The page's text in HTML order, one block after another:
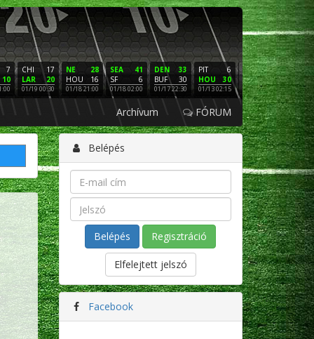
7
10
17
CHI
20
LAR
01/19 00:30
28
NE
16
HOU
01/18 21:00
41
SEA
6
SF
01/18 02:00
33
DEN
30
BUF
01/17 22:30
6
PIT
30
HOU
01/13 02:15
16
NE
3
LAC
01/12 02:00
PHI
SF
01/11
Archívum FÓRUM
Belépés
Regisztráció
Elfelejtett jelszó
Facebook